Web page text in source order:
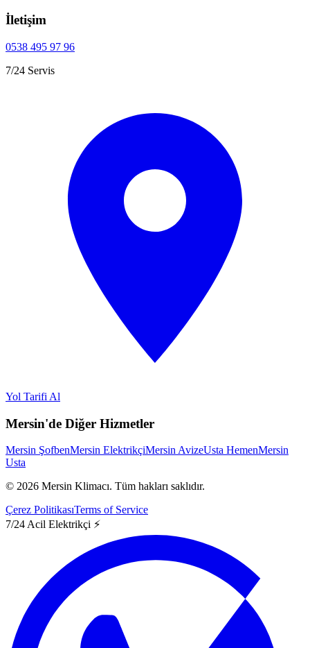
İletişim
0538 495 97 96
7/24 Servis
Yol Tarifi Al
Mersin'de Diğer Hizmetler
Mersin ŞofbenMersin ElektrikçiMersin AvizeUsta HemenMersin
Usta
© 2026 Mersin Klimacı. Tüm hakları saklıdır.
Çerez PolitikasıTerms of Service
7/24 Acil Elektrikçi ⚡